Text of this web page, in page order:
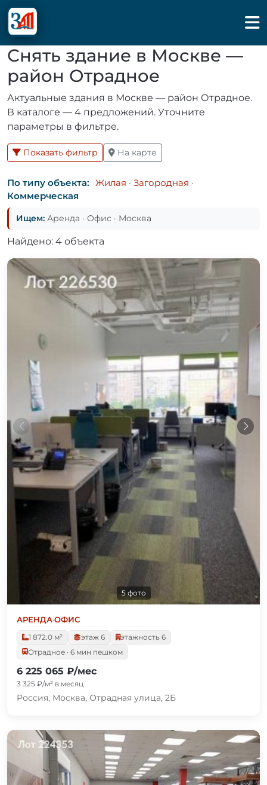
Снять здание в Москве —
район Отрадное
Актуальные здания в Москве — район Отрадное.
В каталоге — 4 предложений. Уточните
параметры в фильтре.
Показать фильтр На карте
По типу объекта: Жилая · Загородная ·
Коммерческая
Ищем: Аренда · Офис · Москва
Найдено: 4 объекта
5 фото
АРЕНДА·ОФИС
1 872.0 м²
этаж 6
этажность 6
Отрадное · 6 мин пешком
6 225 065 ₽/мес
3 325 ₽/м² в месяц
Россия, Москва, Отрадная улица, 2Б